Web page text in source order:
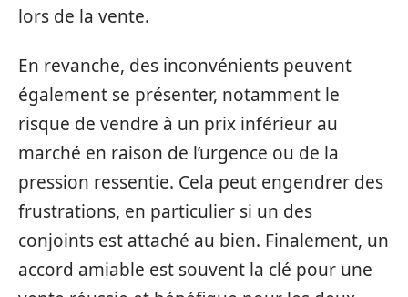
lors de la vente.
En revanche, des inconvénients peuvent
également se présenter, notamment le
risque de vendre à un prix inférieur au
marché en raison de l’urgence ou de la
pression ressentie. Cela peut engendrer des
frustrations, en particulier si un des
conjoints est attaché au bien. Finalement, un
accord amiable est souvent la clé pour une